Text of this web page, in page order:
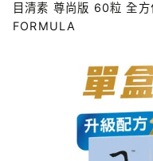
目清素 尊尚版 60粒 全
FORMULA